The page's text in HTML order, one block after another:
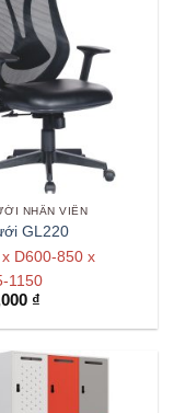
NHÂN VIÊN
GL220
D600-850 x
1150
₫